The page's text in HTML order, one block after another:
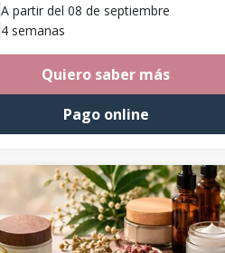
A partir del 08 de septiembre
4 semanas
Quiero saber más
Pago online